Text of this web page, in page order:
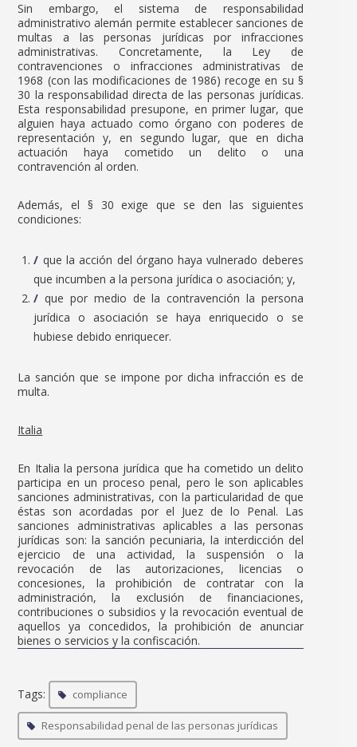
Sin embargo, el sistema de responsabilidad
administrativo alemán permite establecer sanciones de
multas a las personas jurídicas por infracciones
administrativas. Concretamente, la Ley de
contravenciones o infracciones administrativas de
1968 (con las modificaciones de 1986) recoge en su §
30 la responsabilidad directa de las personas jurídicas.
Esta responsabilidad presupone, en primer lugar, que
alguien haya actuado como órgano con poderes de
representación y, en segundo lugar, que en dicha
actuación haya cometido un delito o una
contravención al orden.
Además, el § 30 exige que se den las siguientes
condiciones:
que la acción del órgano haya vulnerado deberes
que incumben a la persona jurídica o asociación; y,
que por medio de la contravención la persona
jurídica o asociación se haya enriquecido o se
hubiese debido enriquecer.
La sanción que se impone por dicha infracción es de
multa.
Italia
En Italia la persona jurídica que ha cometido un delito
participa en un proceso penal, pero le son aplicables
sanciones administrativas, con la particularidad de que
éstas son acordadas por el Juez de lo Penal. Las
sanciones administrativas aplicables a las personas
jurídicas son: la sanción pecuniaria, la interdicción del
ejercicio de una actividad, la suspensión o la
revocación de las autorizaciones, licencias o
concesiones, la prohibición de contratar con la
administración, la exclusión de financiaciones,
contribuciones o subsidios y la revocación eventual de
aquellos ya concedidos, la prohibición de anunciar
bienes o servicios y la confiscación.
Tags: compliance
Responsabilidad penal de las personas jurídicas